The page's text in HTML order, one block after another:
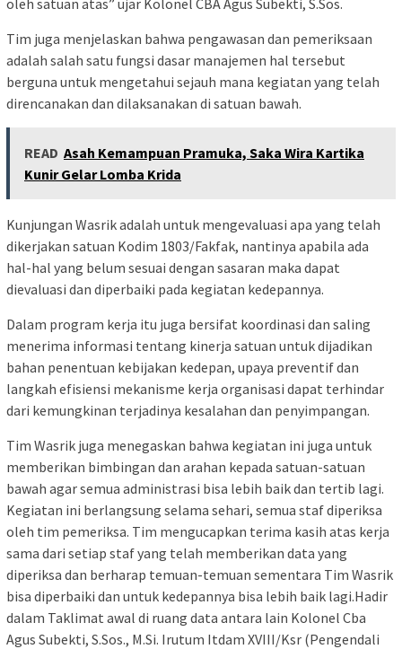
Tim juga menjelaskan bahwa pengawasan dan pemeriksaan
adalah salah satu fungsi dasar manajemen hal tersebut
berguna untuk mengetahui sejauh mana kegiatan yang telah
direncanakan dan dilaksanakan di satuan bawah.
READ Asah Kemampuan Pramuka, Saka Wira Kartika
Kunir Gelar Lomba Krida
Kunjungan Wasrik adalah untuk mengevaluasi apa yang telah
dikerjakan satuan Kodim 1803/Fakfak, nantinya apabila ada
hal-hal yang belum sesuai dengan sasaran maka dapat
dievaluasi dan diperbaiki pada kegiatan kedepannya.
Dalam program kerja itu juga bersifat koordinasi dan saling
menerima informasi tentang kinerja satuan untuk dijadikan
bahan penentuan kebijakan kedepan, upaya preventif dan
langkah efisiensi mekanisme kerja organisasi dapat terhindar
dari kemungkinan terjadinya kesalahan dan penyimpangan.
Tim Wasrik juga menegaskan bahwa kegiatan ini juga untuk
memberikan bimbingan dan arahan kepada satuan-satuan
bawah agar semua administrasi bisa lebih baik dan tertib lagi.
Kegiatan ini berlangsung selama sehari, semua staf diperiksa
oleh tim pemeriksa. Tim mengucapkan terima kasih atas kerja
sama dari setiap staf yang telah memberikan data yang
diperiksa dan berharap temuan-temuan sementara Tim Wasrik
bisa diperbaiki dan untuk kedepannya bisa lebih baik lagi.Hadir
dalam Taklimat awal di ruang data antara lain Kolonel Cba
Agus Subekti, S.Sos., M.Si. Irutum Itdam XVIII/Ksr (Pengendali